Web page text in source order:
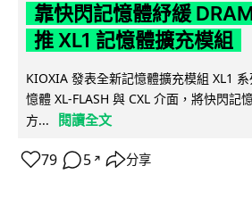
靠快閃記憶體紓緩
推 XL1 記憶體擴充模組
KIOXIA 發表全新記憶體擴充模組 XL1
憶體 XL-FLASH 與 CXL 介面，將快閃記
方...
閱讀全文
79 5 ↗ 分享